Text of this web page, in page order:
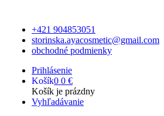
+421 904853051
storinska.ayacosmetic@gmail.com
obchodné podmienky
Prihlásenie
Košík0 0 €
Košík je prázdny
Vyhľadávanie